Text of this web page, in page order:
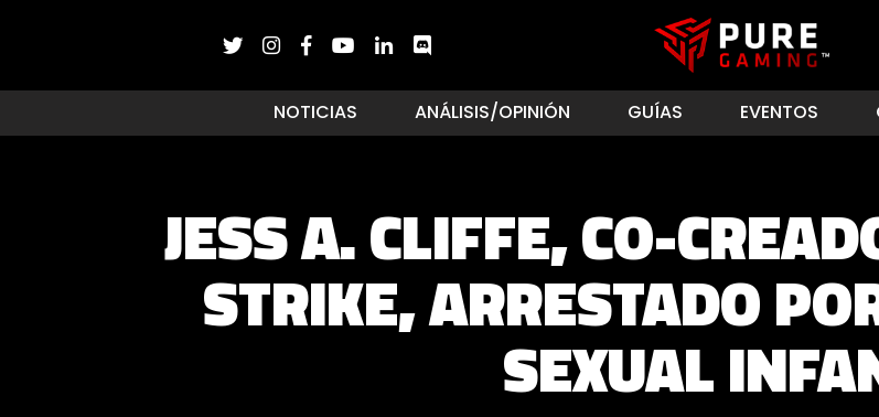
NOTICIAS ANÁLISIS/OPINIÓN GUÍAS EVENTOS
JESS A. CLIFFE, CO-
STRIKE, ARRESTADO
SEXUAL